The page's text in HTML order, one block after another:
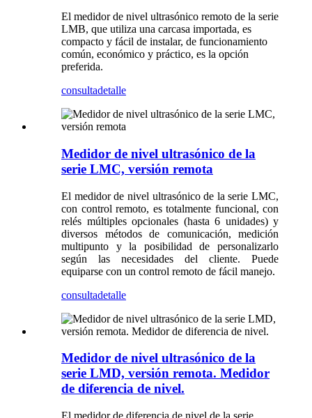
El medidor de nivel ultrasónico remoto de la serie
LMB, que utiliza una carcasa importada, es
compacto y fácil de instalar, de funcionamiento
común, económico y práctico, es la opción
preferida.
consultadetalle
Medidor de nivel ultrasónico de la
serie LMC, versión remota
El medidor de nivel ultrasónico de la serie LMC,
con control remoto, es totalmente funcional, con
relés múltiples opcionales (hasta 6 unidades) y
diversos métodos de comunicación, medición
multipunto y la posibilidad de personalizarlo
según las necesidades del cliente. Puede
equiparse con un control remoto de fácil manejo.
consultadetalle
Medidor de nivel ultrasónico de la
serie LMD, versión remota. Medidor
de diferencia de nivel.